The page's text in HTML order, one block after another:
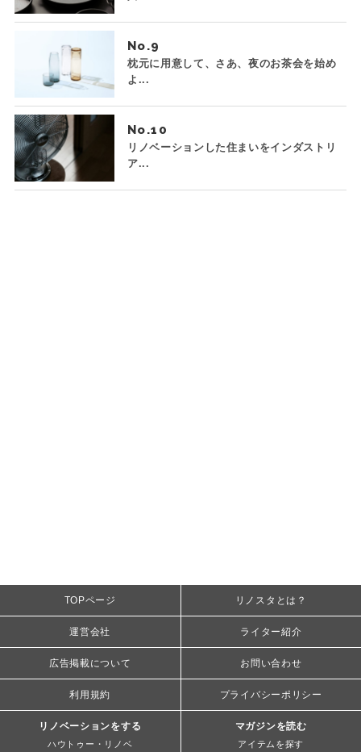
No.
枕元に用意して、さあ、夜のお茶会を始め
よ...
No.
リノベーションした住まいをインダストリ
ア...
TOPページ リノスタとは？
運営会社 ライター紹介
広告掲載について お問い合わせ
利用規約 プライバシーポリシー
リノベーションをする
ハウトゥー・リノベ
マガジンを読む
アイテムを探す